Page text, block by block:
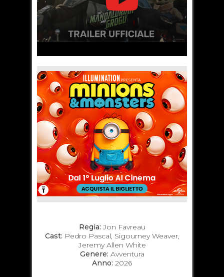
Regia: Jon Favreau
Cast: Pedro Pascal, Sigourney Weaver,
Jeremy Allen White
Genere: Avventura
Anno: 2026